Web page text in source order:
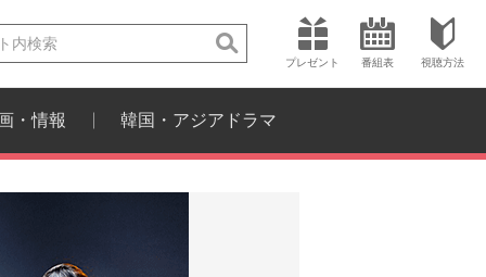
プレゼント 番組表 視聴方法
・情報 韓国・アジアドラマ